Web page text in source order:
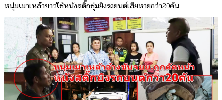
หนุ่มเมาเหล้าขาวใช้หนังสติ๊กซุ่มยิงรถยนต์เสียหายกว่า20คัน